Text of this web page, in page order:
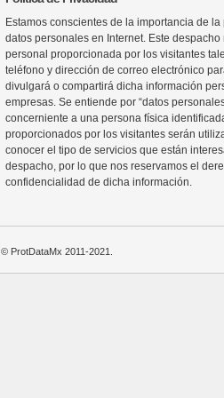
Estamos conscientes de la importancia de
datos personales en Internet. Este
personal proporcionada por los visitantes
teléfono y dirección de correo electrónico
divulgará o compartirá dicha información
empresas. Se entiende por “datos
concerniente a una persona física
proporcionados por los visitantes serán
conocer el tipo de servicios que están
despacho, por lo que nos reservamos el
confidencialidad de dicha información.
© ProtDataMx 2011-2021.